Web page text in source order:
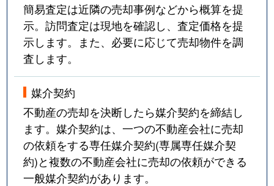
簡易査定は近隣の売却事例などから概算を提
示。訪問査定は現地を確認し、査定価格を提
示します。また、必要に応じて売却物件を調
査します。
媒介契約
不動産の売却を決断したら媒介契約を締結し
ます。媒介契約は、一つの不動産会社に売却
の依頼をする専任媒介契約(専属専任媒介契
約)と複数の不動産会社に売却の依頼ができる
一般媒介契約があります。